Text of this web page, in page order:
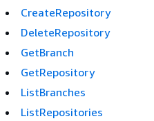
CreateRepository
DeleteRepository
GetBranch
GetRepository
ListBranches
ListRepositories